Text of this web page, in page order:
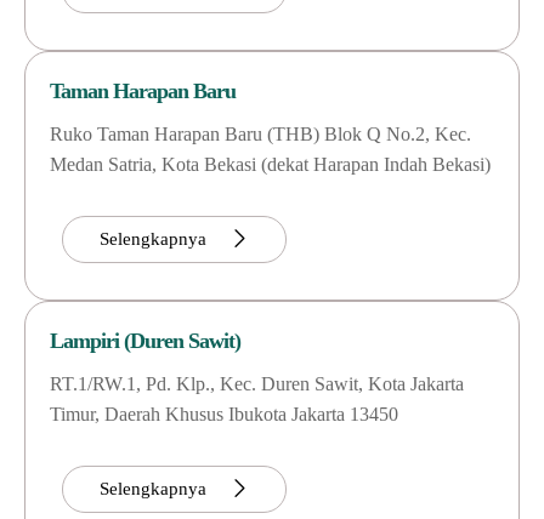
Taman Harapan Baru
Ruko Taman Harapan Baru (THB) Blok Q No.2, Kec.
Medan Satria, Kota Bekasi (dekat Harapan Indah Bekasi)
Selengkapnya
Lampiri (Duren Sawit)
RT.1/RW.1, Pd. Klp., Kec. Duren Sawit, Kota Jakarta
Timur, Daerah Khusus Ibukota Jakarta 13450
Selengkapnya